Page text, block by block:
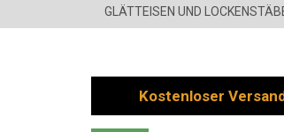
GLÄTTEISEN UND
Kostenloser